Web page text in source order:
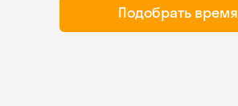
Подобрать время